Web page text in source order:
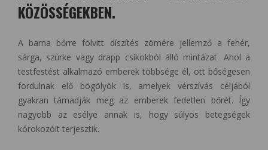
KÖZÖSSÉGEKBEN.
A barna bőrre fölvitt díszítés zömére jellemző a fehér,
sárga, szürke vagy drapp csíkokból álló mintázat. Ahol a
testfestést alkalmazó emberek többsége él, ott bőségesen
fordulnak elő bögölyök is, amelyek vérszívás céljából
gyakran támadják meg az emberek fedetlen bőrét. Így
nagyobb az esélye annak is, hogy súlyos betegségek
kórokozóit terjesztik.